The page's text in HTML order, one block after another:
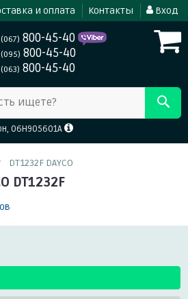
и оплата Контакты Вход
(067) 800-45-40
(095) 800-45-40
(063) 800-45-40
ищете?
06H905601A
DT1232F DAYCO
DT1232F